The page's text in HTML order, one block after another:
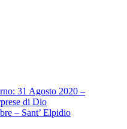
31 Agosto 2020 –
di Dio
– Sant’ Elpidio